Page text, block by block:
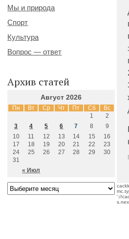
'://
Мы и природа
Спорт
Культура
Вопрос — ответ
Архив статей
Август 2026
Пн Вт Ср Чт Пт Сб Вс
« Июл
1
2
3
4 5 6 7 8
9
10
11 12 13 14 15
16
17
18 19 20 21 22
23
24
25 26 27 28 29
30
31